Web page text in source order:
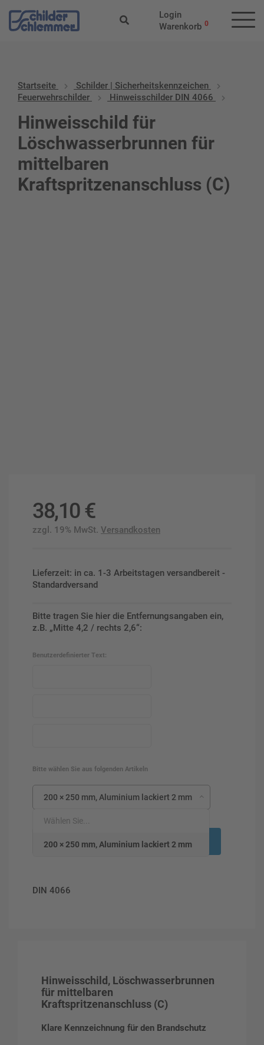
Login
Warenkorb 0
Startseite
Schilder | Sicherheitskennzeichen
Feuerwehrschilder
Hinweisschilder DIN 4066
Hinweisschild für
Löschwasserbrunnen für
mittelbaren
Kraftspritzenanschluss (C)
38,10 €
zzgl. 19% MwSt. Versandkosten
Lieferzeit: in ca. 1-3 Arbeitstagen versandbereit -
Standardversand
Bitte tragen Sie hier die Entfernungsangaben ein,
z.B. „Mitte 4,2 / rechts 2,6“:
Benutzerdefinierter Text:
Bitte wählen Sie aus folgenden Artikeln
200 × 250 mm, Aluminium lackiert 2 mm
Wählen Sie...
200 × 250 mm, Aluminium lackiert 2 mm
- + In den Warenkorb
DIN 4066
Hinweisschild, Löschwasserbrunnen
für mittelbaren
Kraftspritzenanschluss (C)
Klare Kennzeichnung für den Brandschutz